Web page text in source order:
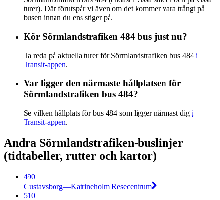
turer). Där förutspår vi även om det kommer vara trångt på
busen innan du ens stiger på.
Kör Sörmlandstrafiken 484 bus just nu?
Ta reda på aktuella turer för Sörmlandstrafiken bus 484 i
Transit-appen.
Var ligger den närmaste hållplatsen för
Sörmlandstrafiken bus 484?
Se vilken hållplats för bus 484 som ligger närmast dig i
Transit-appen.
Andra Sörmlandstrafiken-buslinjer
(tidtabeller, rutter och kartor)
490
Gustavsborg—Katrineholm Resecentrum
510